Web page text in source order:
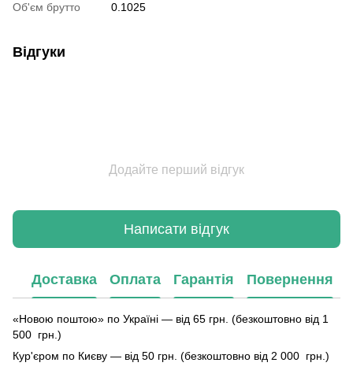
Об'єм брутто
0.1025
Відгуки
Додайте перший відгук
Написати відгук
Доставка Оплата Гарантія Повернення
«Новою поштою» по Україні — від 65 грн. (безкоштовно від 1
500 грн.)
Кур'єром по Києву — від 50 грн. (безкоштовно від 2 000 грн.)